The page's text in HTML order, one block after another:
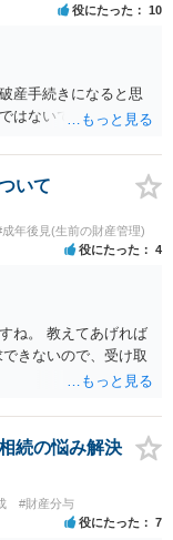
役にたった 10
産手続きになると思
はないでしょうか。
いて
成年後見(生前の財産管理)
役にたった 4
ね。 教えてあげれば
きないので、受け取
続の悩み解決
#財産分与
役にたった 7